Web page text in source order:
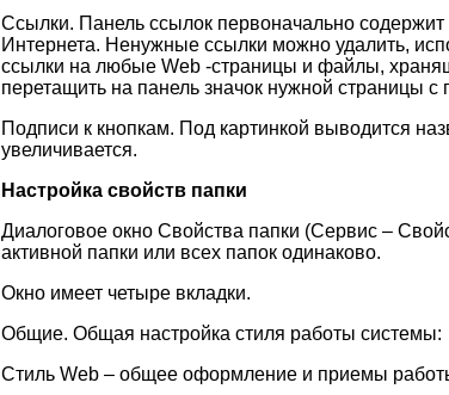
Ссылки. Панель ссылок первоначально
Интернета. Ненужные ссылки можно удалить,
ссылки на любые Web -страницы и файлы,
перетащить на панель значок нужной страницы
Подписи к кнопкам. Под картинкой выводится
увеличивается.
Настройка свойств папки
Диалоговое окно Свойства папки (Сервис –
активной папки или всех папок одинаково.
Окно имеет четыре вкладки.
Общие. Общая настройка стиля работы системы:
Стиль Web – общее оформление и приемы